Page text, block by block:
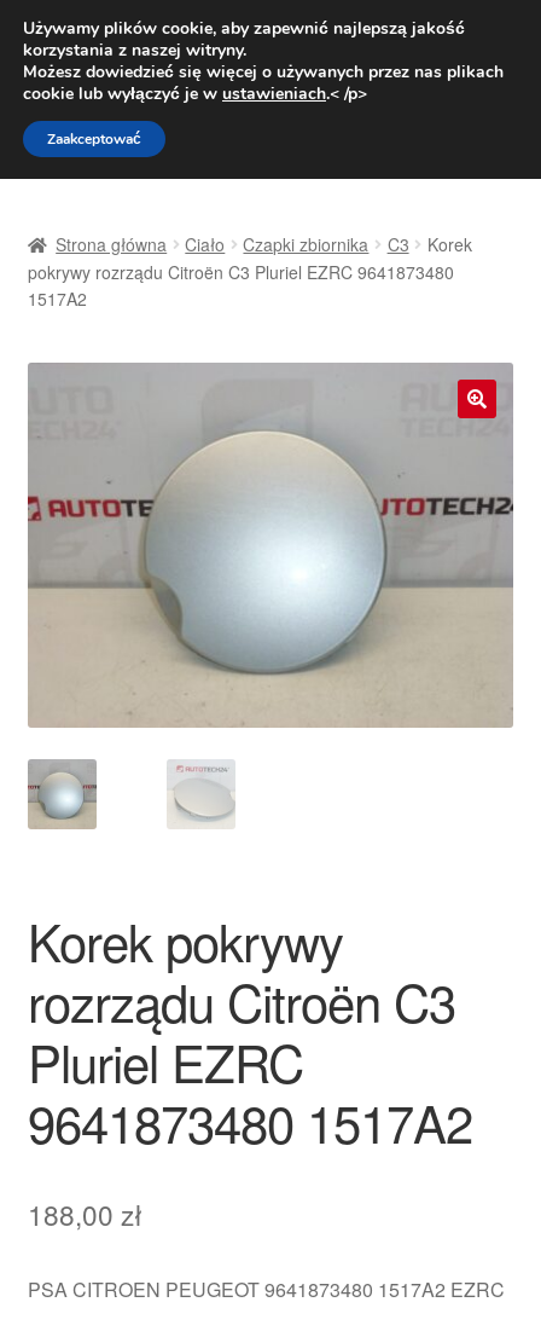
DOSTAWA od 31 zł
Pn.-pt. 9:00-16:00800 003 167
Przejdź
do
nawigacji
Przejdź
do
treści
Dostawa
O nas
Płatności
Polityka prywatności
Procedura reklamacyjna
Skarga
Zasady i warunki
Strona główna Ciało Czapki zbiornika C3
Korek
pokrywy rozrządu Citroën C3 Pluriel EZRC 9641873480
1517A2
Korek pokrywy
rozrządu Citroën C3
Pluriel EZRC
9641873480 1517A2
188,00 zł
PSA CITROEN PEUGEOT 9641873480 1517A2 EZRC
Używamy plików cookie, aby zapewnić najlepszą jakość
korzystania z naszej witryny.
Możesz dowiedzieć się więcej o używanych przez nas plikach
cookie lub wyłączyć je w ustawieniach.< /p>
Zaakceptować